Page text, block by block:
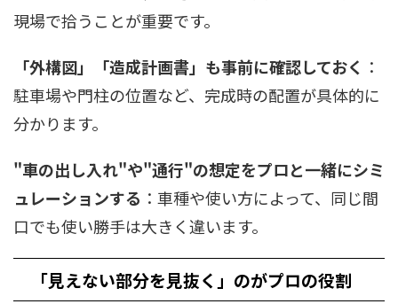
現場で拾うことが重要です。
「外構図」「造成計画書」も事前に確認しておく ：
駐車場や門柱の位置など、完成時の配置が具体的に
分かります。
"車の出し入れ"や"通行"の想定をプロと一緒にシミ
ュレーションする ：車種や使い方によって、同じ間
口でも使い勝手は大きく違います。
「見えない部分を見抜く」のがプロの役割